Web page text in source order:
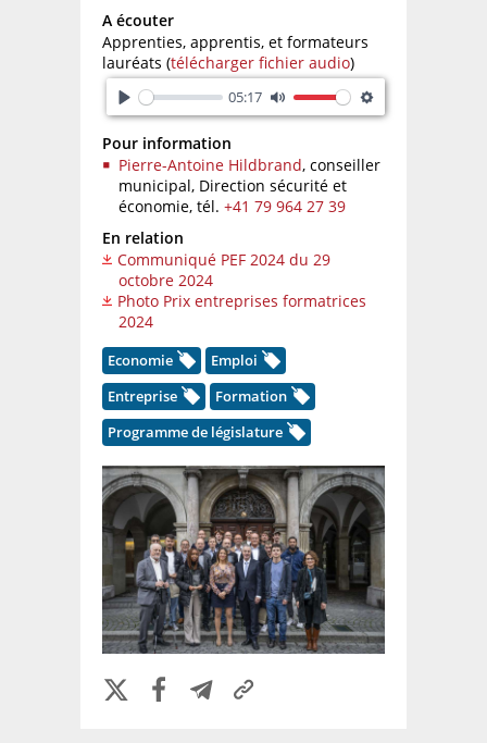
A écouter
Apprenties, apprentis, et formateurs
lauréats (télécharger fichier audio)
Play
05:17
Mute
Settings
Pour information
Pierre-Antoine Hildbrand, conseiller
municipal, Direction sécurité et
économie, tél. +41 79 964 27 39
En relation
Communiqué PEF 2024 du 29
octobre 2024
Photo Prix entreprises formatrices
2024
Economie
Emploi
Entreprise
Formation
Programme de législature